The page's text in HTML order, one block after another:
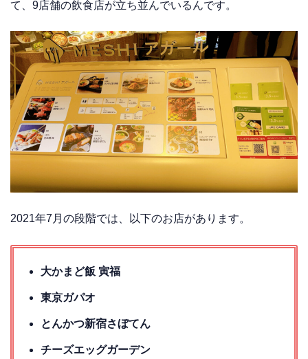
て、9店舗の飲食店が立ち並んでいるんです。
2021年7月の段階では、以下のお店があります。
大かまど飯 寅福
東京ガパオ
とんかつ新宿さぼてん
チーズエッグガーデン